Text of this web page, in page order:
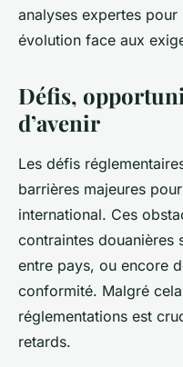
analyses expertes
évolution face aux
Défis,
d’avenir
Les défis
barrières majeures
international. Ces
contraintes douanières
entre pays, ou encore
conformité. Malgré
réglementations est
retards.